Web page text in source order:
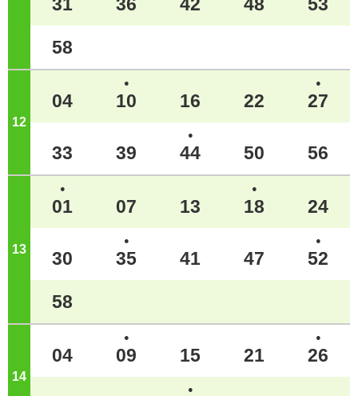
58
12 ジ
04
●
10 16 22
●
27
33 39
●
44 50 56
13
●
01 07 13
●
18 24
30
●
35 41 47
●
52
58
14 ジ
04
●
09 15 21
●
26
●